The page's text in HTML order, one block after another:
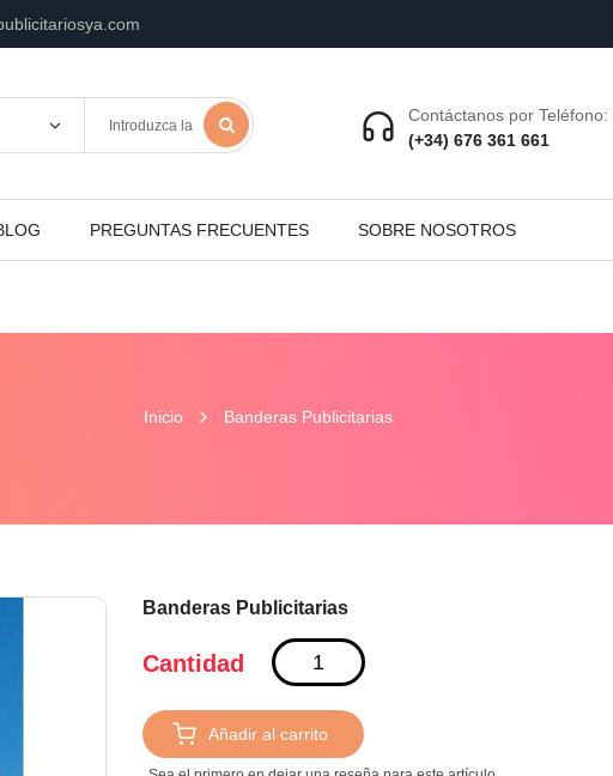
Contáctanos por Teléfono:
(+34) 676 361 661
PREGUNTAS FRECUENTES SOBRE NOSOTROS
Inicio Banderas Publicitarias
Saltar
comienzo
galería
Banderas Publicitarias
Cantidad
Añadir al carrito